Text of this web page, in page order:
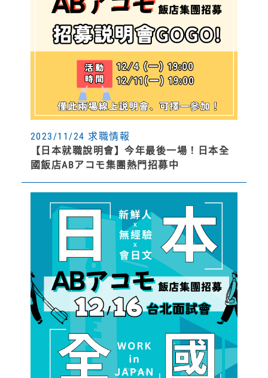
2023/11/24 求職情報
【日本就職說明會】今年最後一場！日本全
國飯店ABアコモ集團熱門招募中